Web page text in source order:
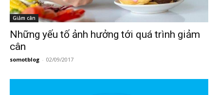
Giảm cân
Những yếu tố ảnh hưởng tới quá trình giảm
cân
somotblog - 02/09/2017